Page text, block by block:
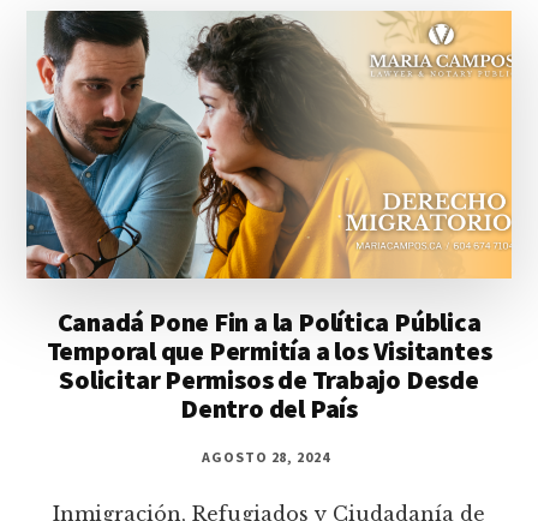
Canadá Pone Fin a la Política Pública
Temporal que Permitía a los Visitantes
Solicitar Permisos de Trabajo Desde
Dentro del País
AGOSTO 28, 2024
Inmigración, Refugiados y Ciudadanía de